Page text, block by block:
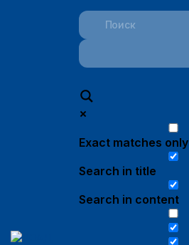
Exact matches only
Search in title
Search in content